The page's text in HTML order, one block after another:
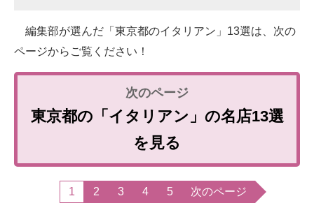
編集部が選んだ「東京都のイタリアン」13選は、次の
ページからご覧ください！
東京都の「イタリアン」の名店13選
を見る
1 2 3 4 5 次のページ